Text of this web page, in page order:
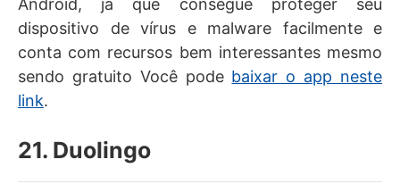
Android, já que consegue proteger seu
dispositivo de vírus e malware facilmente e
conta com recursos bem interessantes mesmo
sendo gratuito Você pode baixar o app neste
link.
21. Duolingo